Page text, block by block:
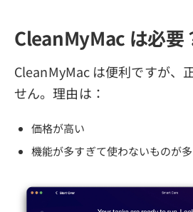
CleanMyMac は必要
CleanMyMac は便利ですが、
せん。理由は：
価格が高い
機能が多すぎて使わないものが